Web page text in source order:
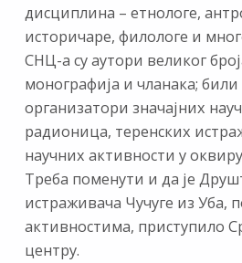
дисциплина – етнологе,
историчаре, филологе и
СНЦ-а су аутори великог
монографија и чланака; били
организатори значајних
радионица, теренских
научних активности у
Треба поменути и да је
истраживача Чучуге из Уба,
активностима, приступило
центру.